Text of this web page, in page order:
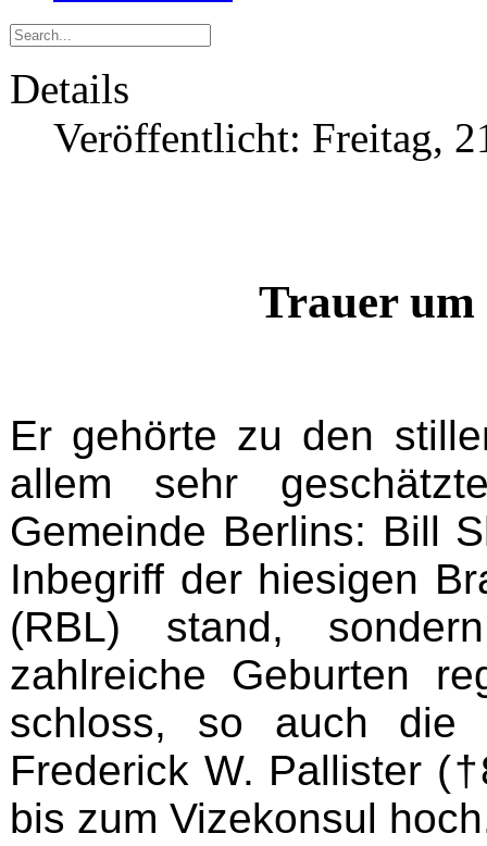
Details
Veröffentlicht: Freitag,
Trauer um
Er gehörte zu den
allem sehr
Gemeinde Berlins: Bill
Inbegriff der hiesigen
(RBL) stand,
zahlreiche Geburten
schloss, so auch die
Frederick W. Pallister
bis zum Vizekonsul